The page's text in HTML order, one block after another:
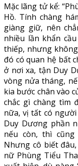
Mặc lãng tử kể:
Hồ. Tính chàng
giàng giữ, nên
nhiều lần khẩn
thiếp, nhưng
đó có quan hệ bất
ở nơi xa, tận Duy
vòng nửa tháng,
kia bước chân vào
chắc gì chàng tìm
nữa, vị tất có người
Duy Dương phần
nếu còn, thì
Nhưng cô biết
nữ Phùng Tiểu